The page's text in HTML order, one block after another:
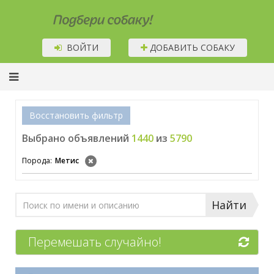
Подбери собаку!
ВОЙТИ ДОБАВИТЬ СОБАКУ
Восстановить фильтр
Выбрано объявлений 1440 из 5790
Порода: Метис
Найти
Перемешать случайно!